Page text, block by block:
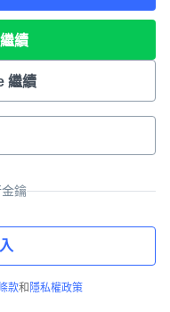
續
繼續
鑰
款和 隱私權政策